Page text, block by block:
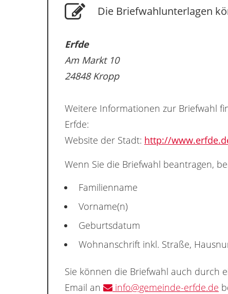
Die Briefwahlunterlagen
Erfde
Am Markt 10
24848 Kropp
Weitere Informationen zur Briefwahl
Erfde:
Website der Stadt: http://
Wenn Sie die Briefwahl beantragen,
Familienname
Vorname(n)
Geburtsdatum
Wohnanschrift inkl. Straße,
Sie können die Briefwahl auch durch
Email an
info@gemeinde-erfde.de